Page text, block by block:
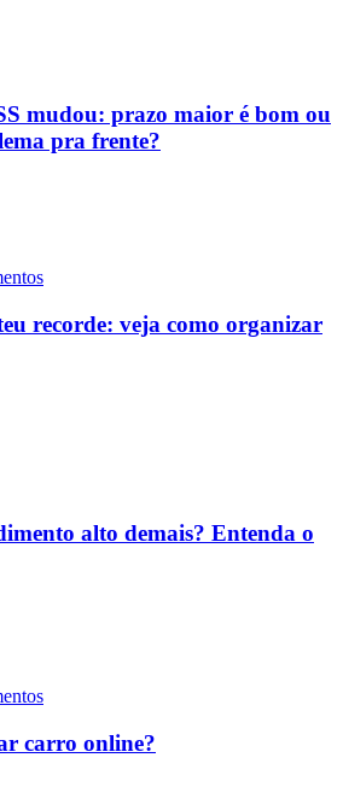
mudou: prazo maior é bom ou
pra frente?
recorde: veja como organizar
alto demais? Entenda o
carro online?